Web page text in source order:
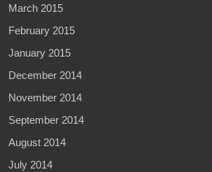
March 2015
February 2015
January 2015
December 2014
November 2014
September 2014
August 2014
July 2014